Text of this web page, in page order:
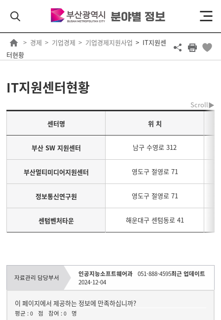
분야별 정보
경제 기업경제 기업경제지원사업
IT지원센
터현황
IT지원센터현황
센터명 위 치
부산 SW 지원센터 남구 수영로 312
부산멀티미디어지원센터 영도구 절영로 71
정보통신연구원 영도구 절영로 71
센텀벤처타운 해운대구 센텀동로 41
자료관리 담당부서 인공지능소프트웨어과 051-888-4595최근 업데이트
2024-12-04
이 페이지에서 제공하는 정보에 만족하십니까?
평균 : 0 점 참여 : 0 명